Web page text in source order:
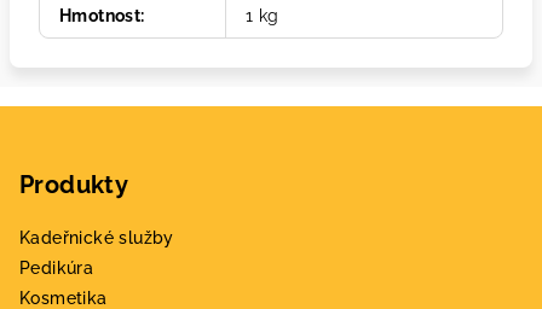
Hmotnost: 1 kg
Produkty
Kadeřnické služby
Pedikúra
Kosmetika